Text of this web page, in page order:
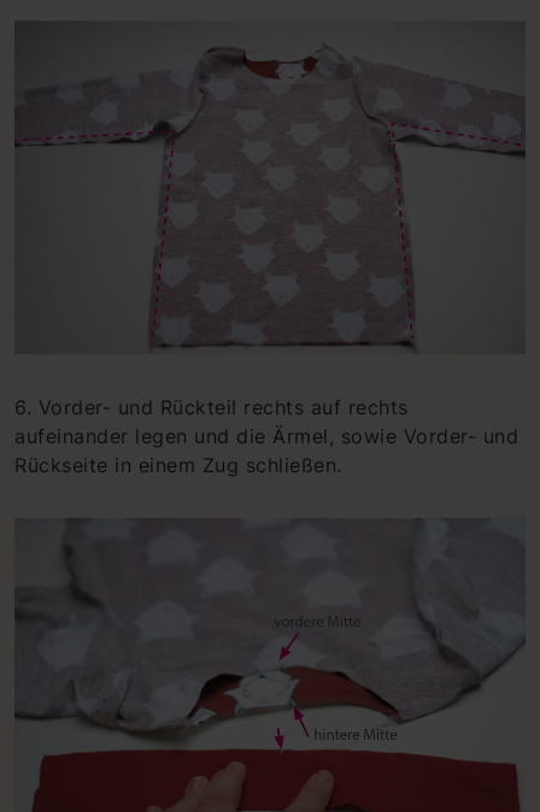
6. Vorder- und Rückteil rechts auf rechts
aufeinander legen und die Ärmel, sowie Vorder- und
Rückseite in einem Zug schließen.